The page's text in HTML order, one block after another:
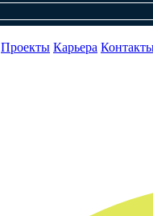
Проекты Карьера